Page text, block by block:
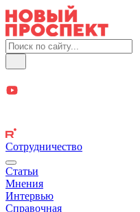
Сотрудничество
Статьи
Мнения
Интервью
Справочная